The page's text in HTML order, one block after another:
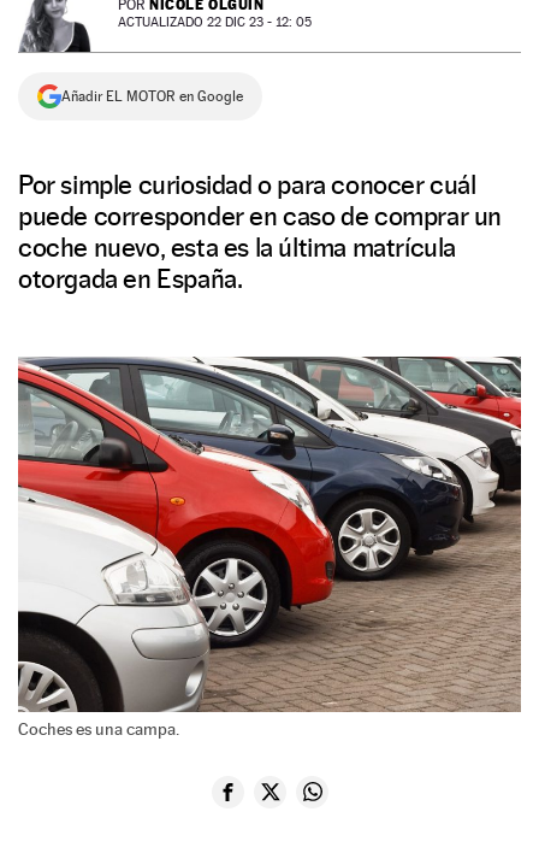
NEWSLETTER
SÍGUENOS
POR NICOLE OLGUÍN
ACTUALIZADO 22 DIC 23 - 12: 05
Añadir EL MOTOR en Google
Por simple curiosidad o para conocer cuál
puede corresponder en caso de comprar un
coche nuevo, esta es la última matrícula
otorgada en España.
Coches es una campa.